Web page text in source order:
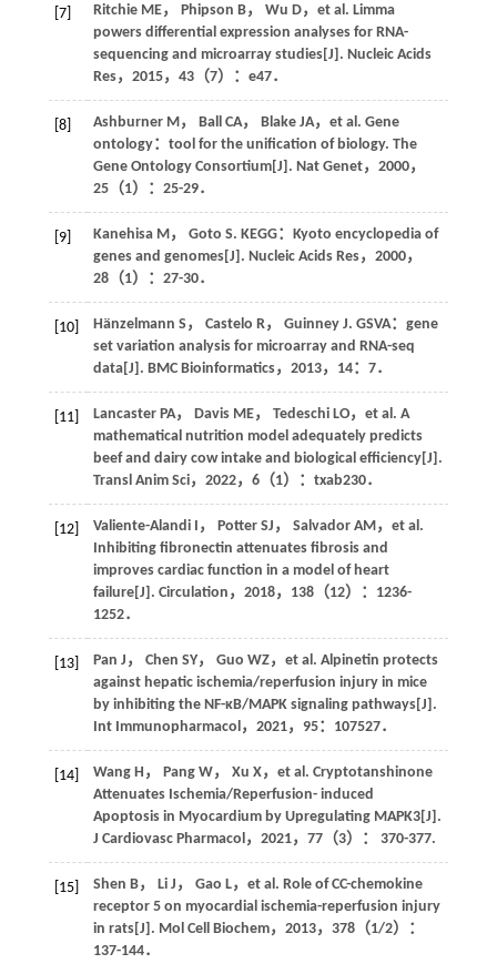
[7] Ritchie ME， Phipson B， Wu D， et al . Limma
powers differential expression analyses for RNA-
sequencing and microarray studies[J]. Nucleic Acids
Res， 2015， 43（7）：e47．
[8] Ashburner M ， Ball CA， Blake JA， et al . Gene
ontology：tool for the unification of biology. The
Gene Ontology Consortium[J]. Nat Genet， 2000，
25（1）：25-29．
[9] Kanehisa M ， Goto S. KEGG：Kyoto encyclopedia of
genes and genomes[J]. Nucleic Acids Res， 2000，
28（1）：27-30．
[10] Hänzelmann S ， Castelo R， Guinney J. GSVA：gene
set variation analysis for microarray and RNA-seq
data[J]. BMC Bioinformatics， 2013， 14：7．
[11] Lancaster PA， Davis ME， Tedeschi LO， et al . A
mathematical nutrition model adequately predicts
beef and dairy cow intake and biological efficiency[J].
Transl Anim Sci， 2022， 6（1）：txab230．
[12] Valiente-Alandi ， Potter SJ ， Salvador AM ， et al .
Inhibiting fibronectin attenuates fibrosis and
improves cardiac function in a model of heart
failure[J]. Circulation ， 2018， 138（12）：1236-
1252．
[13] Pan J ， Chen SY， Guo WZ， et al . Alpinetin protects
against hepatic ischemia/reperfusion injury in mice
by inhibiting the NF-κB/MAPK signaling pathways[J].
Int Immunopharmacol ， 2021， 95：107527．
[14] Wang H ， Pang W， Xu X， et al . Cryptotanshinone
Attenuates Ischemia/Reperfusion- induced
Apoptosis in Myocardium by Upregulating MAPK3[J].
J Cardiovasc Pharmacol ， 2021， 77（3）： 370-377.
[15] Shen B， Li J ， Gao L， et al . Role of CC-chemokine
receptor 5 on myocardial ischemia-reperfusion injury
in rats[J]. Mol Cell Biochem， 2013， 378（1/2）：
137-144．